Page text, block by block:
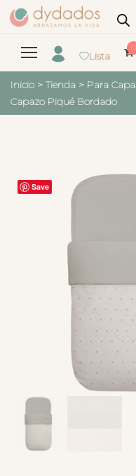
Lista
0
Inicio > Tienda > Para
Capazo Piqué Bordado
Save